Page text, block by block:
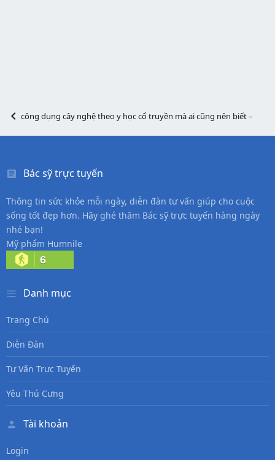
công dụng cây nghệ theo y học cổ truyền mà ai cũng nên biết –
Bác sỹ trực tuyến
Thông tin sức khỏe mỗi ngày, diễn đàn tư vấn giúp cho cuộc
sống tốt đẹp hơn. Hãy ghé thăm Bác sỹ trực tuyến hàng ngày
nhé bạn!
Mỹ phẩm Humnile
6
Danh mục
Trang Chủ
Diễn Đàn
Tư Vấn Trực Tuyến
Yêu Thú Cưng
Tài khoản
Login